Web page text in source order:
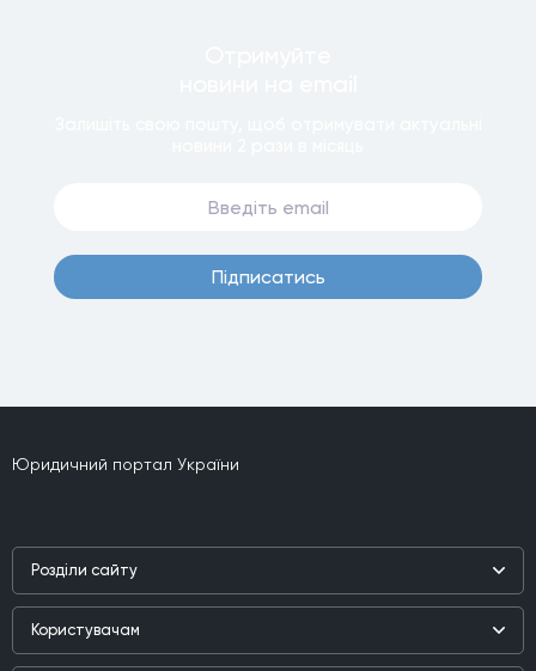
Пiдписатись
Юридичний портал України
Роздiли сайту
Наука
Практика
Користувачам
Реєстр користувачiв